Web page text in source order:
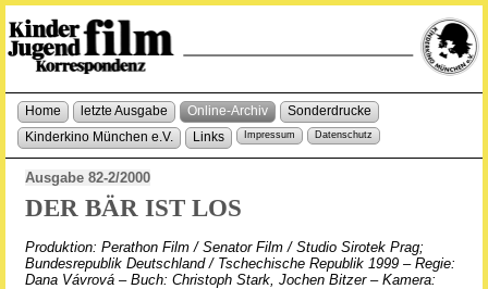
Home letzte Ausgabe Online-Archiv
Sonderdrucke
Kinderkino München e.V.
Links Impressum Datenschutz
Ausgabe 82-2/2000
DER BÄR IST LOS
Produktion: Perathon Film / Senator Film / Studio Sirotek Prag;
Bundesrepublik Deutschland / Tschechische Republik 1999 – Regie:
Dana Vávrová – Buch: Christoph Stark, Jochen Bitzer – Kamera: